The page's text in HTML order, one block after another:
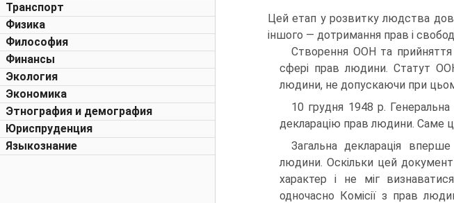
Транспорт
Физика
Философия
Финансы
Экология
Экономика
Этнография и демография
Юриспруденция
Языкознание
Цей етап у розвитку людства
іншого — дотримання прав і
Створення ООН та прийняття
сфері прав людини. Статут
людини, не допускаючи при
10 грудня 1948 р.
декларацію прав людини. Саме
Загальна декларація вперше
людини. Оскільки цей
характер і не міг
одночасно Комісії з прав